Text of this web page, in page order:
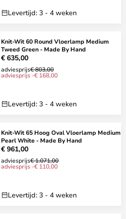
Levertijd: 3 - 4 weken
Knit-Wit 60 Round Vloerlamp Medium
Tweed Green - Made By Hand
€ 635,00
adviesprijs€ 803,00
adviesprijs -€ 168,00
Levertijd: 3 - 4 weken
Knit-Wit 65 Hoog Oval Vloerlamp Medium
Pearl White - Made By Hand
€ 961,00
adviesprijs€ 1.071,00
adviesprijs -€ 110,00
Levertijd: 3 - 4 weken